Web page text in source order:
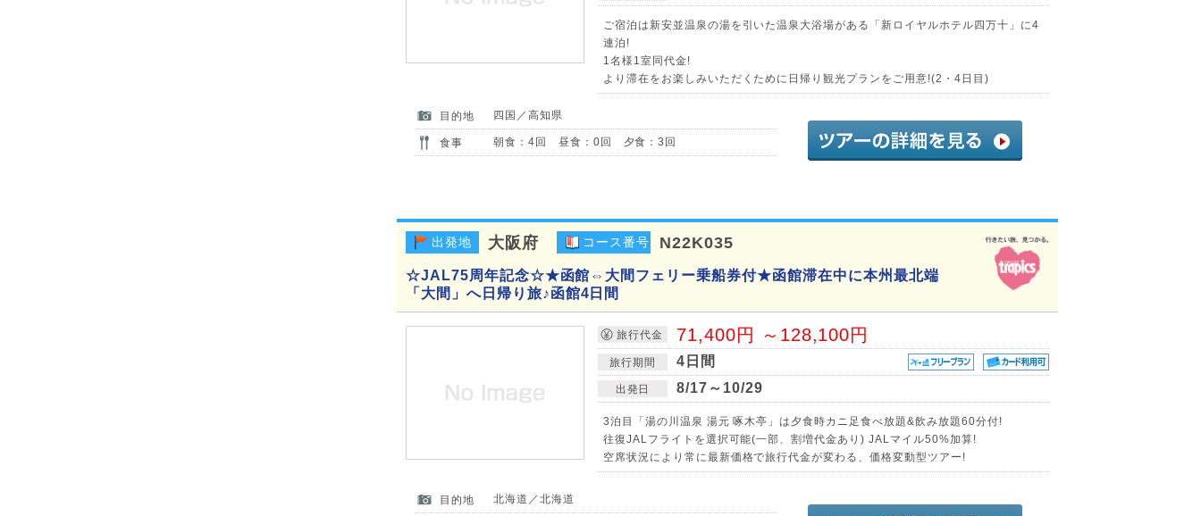
ご宿泊は新安並温泉の湯を引いた温泉大浴場がある「新ロイヤルホテル四万十」に4
連泊!
1名様1室同代金!
より滞在をお楽しみいただくために日帰り観光プランをご用意!(2・4日目)
目的地 四国／高知県
食事 朝食：4回 昼食：0回 夕食：3回
出発地 大阪府 コース番号 N22K035
☆JAL75周年記念☆★函館⇔大間フェリー乗船券付★函館滞在中に本州最北端
「大間」へ日帰り旅♪函館4日間
旅行代金 71,400円 ～128,100円
旅行期間 4日間
出発日 8/17～10/29
3泊目「湯の川温泉 湯元 啄木亭」は夕食時カニ足食べ放題&飲み放題60分付!
往復JALフライトを選択可能(一部、割増代金あり) JALマイル50%加算!
空席状況により常に最新価格で旅行代金が変わる、価格変動型ツアー!
目的地 北海道／北海道